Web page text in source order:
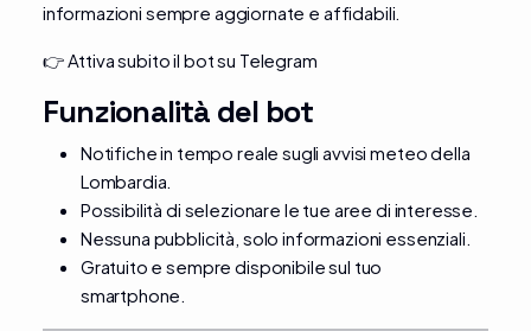
informazioni sempre aggiornate e affidabili.
👉Attiva subito il bot su Telegram
Funzionalità del bot
Notifiche in tempo reale sugli avvisi meteo della
Lombardia.
Possibilità di selezionare le tue aree di interesse.
Nessuna pubblicità, solo informazioni essenziali.
Gratuito e sempre disponibile sul tuo
smartphone.